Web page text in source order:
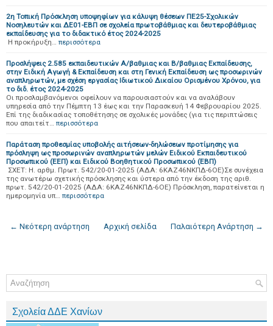
2η Τοπική Πρόσκληση υποψηφίων για κάλυψη θέσεων ΠΕ25-Σχολικών
Νοσηλευτών και ΔΕ01-ΕΒΠ σε σχολεία πρωτοβάθμιας και δευτεροβάθμιας
εκπαίδευσης για το διδακτικό έτος 2024-2025
Η προκήρυξη… περισσότερα
Προσλήψεις 2.585 εκπαιδευτικών Α/βαθμιας και Β/βαθμιας Εκπαίδευσης,
στην Ειδική Αγωγή & Εκπαίδευση και στη Γενική Εκπαίδευση ως προσωρινών
αναπληρωτών, με σχέση εργασίας Ιδιωτικού Δικαίου Ορισμένου Χρόνου, για
το διδ. έτος 2024-2025
Οι προσλαμβανόμενοι οφείλουν να παρουσιαστούν και να αναλάβουν
υπηρεσία από την Πέμπτη 13 έως και την Παρασκευή 14 Φεβρουαρίου 2025.
Επί της διαδικασίας τοποθέτησης σε σχολικές μονάδες (για τις περιπτώσεις
που απαιτείτ… περισσότερα
Παράταση προθεσμίας υποβολής αιτήσεων-δηλώσεων προτίμησης για
πρόσληψη ως προσωρινών αναπληρωτών μελών Ειδικού Εκπαιδευτικού
Προσωπικού (ΕΕΠ) και Ειδικού Βοηθητικού Προσωπικού (ΕΒΠ)
ΣΧΕΤ: Η. αρθμ. Πρωτ. 542/20-01-2025 (ΑΔΑ: 6ΚΑΖ46ΝΚΠΔ-6ΟΕ)Σε συνέχεια
της ανωτέρω σχετικής πρόσκλησης και ύστερα από την έκδοση της αριθ.
πρωτ. 542/20-01-2025 (ΑΔΑ: 6ΚΑΖ46ΝΚΠΔ-6ΟΕ) Πρόσκληση, παρατείνεται η
ημερομηνία υπ… περισσότερα
← Νεότερη ανάρτηση Παλαιότερη Ανάρτηση →
Αρχική σελίδα
Σχολεία ΔΔΕ Χανίων